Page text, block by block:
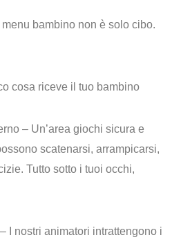
bambino non è solo cibo.
cosa riceve il tuo bambino
– Un’area giochi sicura e
scatenarsi, arrampicarsi,
Tutto sotto i tuoi occhi,
– I nostri animatori intrattengono i